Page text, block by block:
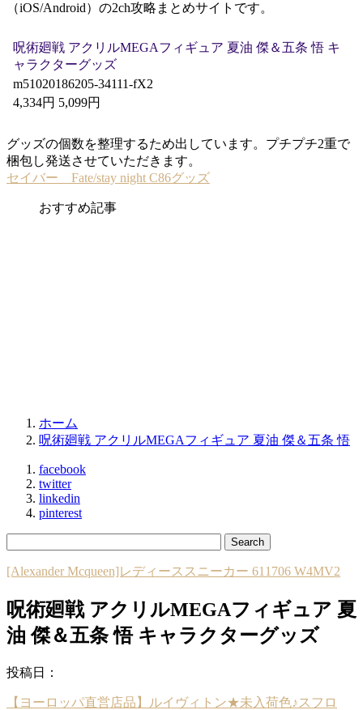
（iOS/Android）の2ch攻略まとめサイトです。
呪術廻戦 アクリルMEGAフィギュア 夏油 傑＆五条 悟 キ
ャラクターグッズ
m51020186205-34111-fX2
4,334円 5,099円
グッズの個数を整理するため出しています。プチプチ2重で
梱包し発送させていただきます。
セイバー Fate/stay night C86グッズ
おすすめ記事
ホーム
呪術廻戦 アクリルMEGAフィギュア 夏油 傑＆五条 悟
facebook
twitter
linkedin
pinterest
[Alexander Mcqueen]レディーススニーカー 611706 W4MV2
呪術廻戦 アクリルMEGAフィギュア 夏
油 傑＆五条 悟 キャラクターグッズ
投稿日：
【ヨーロッパ直営店品】ルイヴィトン★未入荷色♪スフロ